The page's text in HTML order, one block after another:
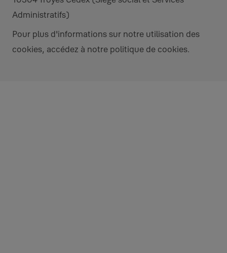
Administratifs)
Pour plus d'informations sur notre utilisation des
cookies, accédez à notre politique de cookies.